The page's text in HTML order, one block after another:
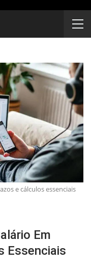
e cálculos essenciais
Em
Essenciais